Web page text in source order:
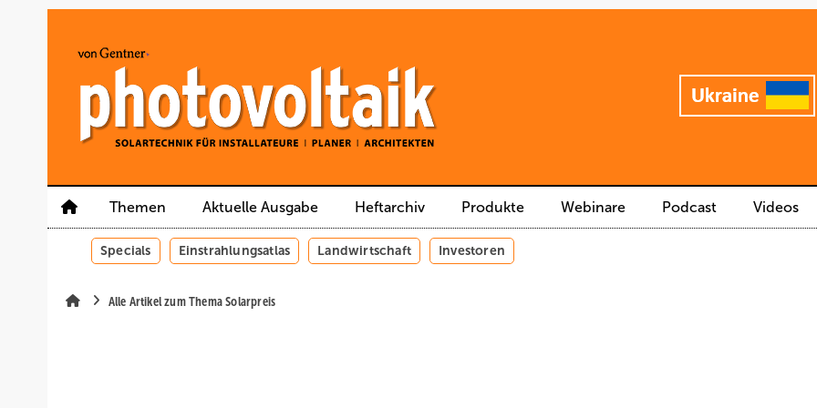
Themen Aktuelle Ausgabe Heftarchiv Produkte Webinare Podcast Videos
Specials Einstrahlungsatlas Landwirtschaft Investoren
Alle Artikel zum Thema Solarpreis